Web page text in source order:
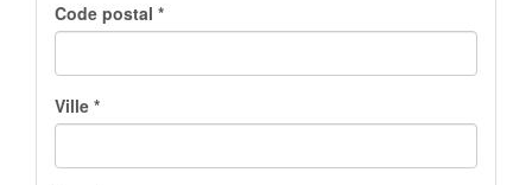
Code postal *
Ville *